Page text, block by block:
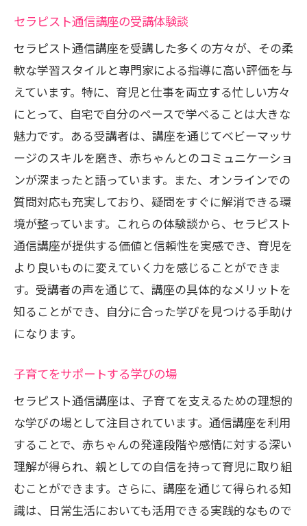
セラピスト通信講座の受講体験談
セラピスト通信講座を受講した多くの方々が、その柔
軟な学習スタイルと専門家による指導に高い評価を与
えています。特に、育児と仕事を両立する忙しい方々
にとって、自宅で自分のペースで学べることは大きな
魅力です。ある受講者は、講座を通じてベビーマッサ
ージのスキルを磨き、赤ちゃんとのコミュニケーショ
ンが深まったと語っています。また、オンラインでの
質問対応も充実しており、疑問をすぐに解消できる環
境が整っています。これらの体験談から、セラピスト
通信講座が提供する価値と信頼性を実感でき、育児を
より良いものに変えていく力を感じることができま
す。受講者の声を通じて、講座の具体的なメリットを
知ることができ、自分に合った学びを見つける手助け
になります。
子育てをサポートする学びの場
セラピスト通信講座は、子育てを支えるための理想的
な学びの場として注目されています。通信講座を利用
することで、赤ちゃんの発達段階や感情に対する深い
理解が得られ、親としての自信を持って育児に取り組
むことができます。さらに、講座を通じて得られる知
識は、日常生活においても活用できる実践的なもので